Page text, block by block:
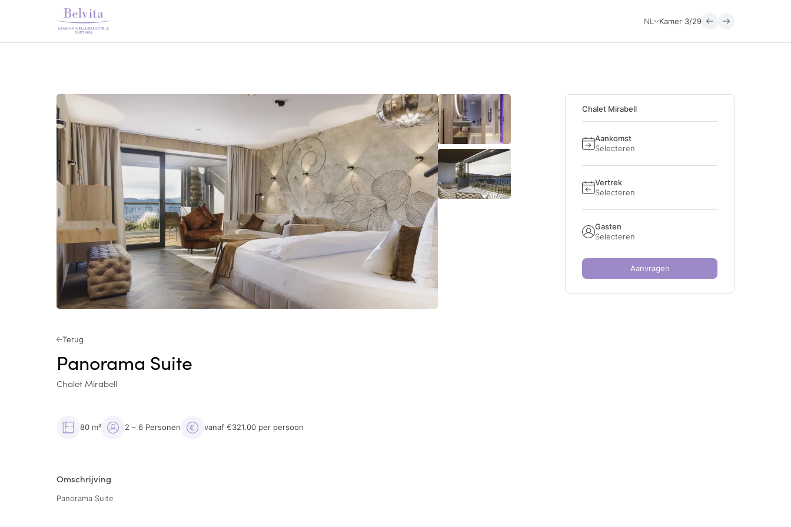
NL Kamer 3/29
Terug
Panorama Suite
Chalet Mirabell
80 m² 2 – 6 Personen vanaf €321.00 per persoon
Omschrijving
Panorama Suite
Chalet Mirabell
Aankomst
Selecteren
Vertrek
Selecteren
Gasten
Selecteren
Aanvragen